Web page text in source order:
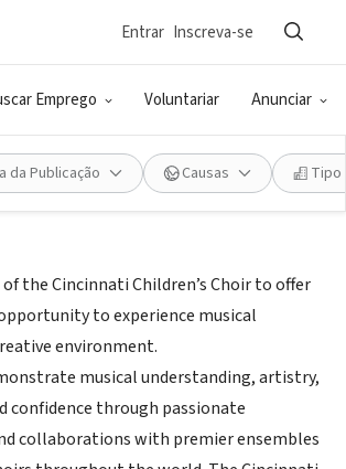
Emprego Voluntariar Anunciar
Entrar Inscreva-se
da Publicação Causas Tipo
Children's Choir
the Cincinnati Children’s Choir to offer
to experience musical
environment.
musical understanding, artistry,
confidence through passionate
collaborations with premier ensembles